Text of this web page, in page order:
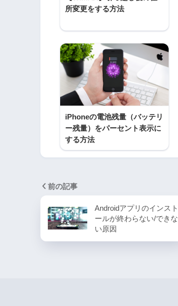
所変更をする方法
iPhoneの電池残量（バッテリ
ー残量）をパーセント表示に
する方法
前の記事
Androidアプリのインスト
ールが終わらない/できな
い原因